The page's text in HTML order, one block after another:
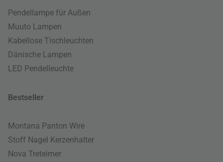
Pendellampe für Außen
Muuto Lampen
Kabellose Tischleuchten
Dänische Lampen
LED Pendelleuchte
Bestseller
Montana Panton Wire
Stoff Nagel Kerzenhalter
Nova Treteimer